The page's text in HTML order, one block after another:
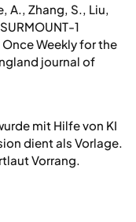
A., Zhang, S., Liu,
1
Weekly for the
journal of
mit Hilfe von KI
dient als Vorlage.
Vorrang.